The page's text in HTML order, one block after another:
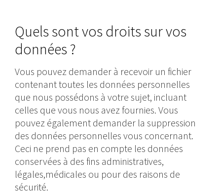
Quels sont vos droits sur vos
données ?
Vous pouvez demander à recevoir un fichier
contenant toutes les données personnelles
que nous possédons à votre sujet, incluant
celles que vous nous avez fournies. Vous
pouvez également demander la suppression
des données personnelles vous concernant.
Ceci ne prend pas en compte les données
conservées à des fins administratives,
légales,médicales ou pour des raisons de
sécurité.